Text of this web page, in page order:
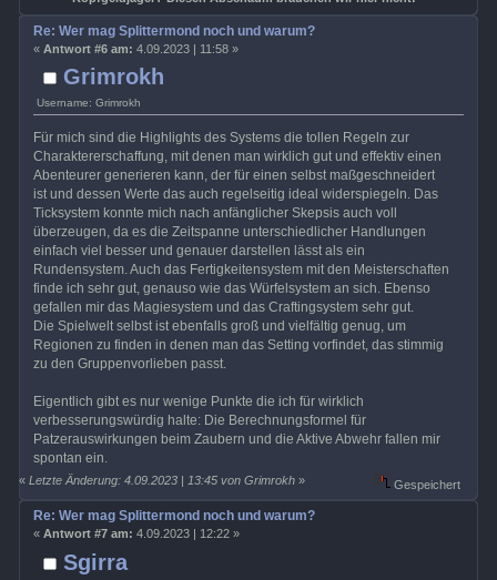
Grimrokh
Username: Grimrokh
Re: Wer mag Splittermond noch und warum?
« Antwort #6 am: 4.09.2023 | 11:58 »
Für mich sind die Highlights des Systems die tollen Regeln zur
Charaktererschaffung, mit denen man wirklich gut und effektiv einen
Abenteurer generieren kann, der für einen selbst maßgeschneidert
ist und dessen Werte das auch regelseitig ideal widerspiegeln. Das
Ticksystem konnte mich nach anfänglicher Skepsis auch voll
überzeugen, da es die Zeitspanne unterschiedlicher Handlungen
einfach viel besser und genauer darstellen lässt als ein
Rundensystem. Auch das Fertigkeitensystem mit den Meisterschaften
finde ich sehr gut, genauso wie das Würfelsystem an sich. Ebenso
gefallen mir das Magiesystem und das Craftingsystem sehr gut.
Die Spielwelt selbst ist ebenfalls groß und vielfältig genug, um
Regionen zu finden in denen man das Setting vorfindet, das stimmig
zu den Gruppenvorlieben passt.
Eigentlich gibt es nur wenige Punkte die ich für wirklich
verbesserungswürdig halte: Die Berechnungsformel für
Patzerauswirkungen beim Zaubern und die Aktive Abwehr fallen mir
spontan ein.
«Letzte Änderung: 4.09.2023 | 13:45 von Grimrokh » Gespeichert
Sgirra
Re: Wer mag Splittermond noch und warum?
« Antwort #7 am: 4.09.2023 | 12:22 »